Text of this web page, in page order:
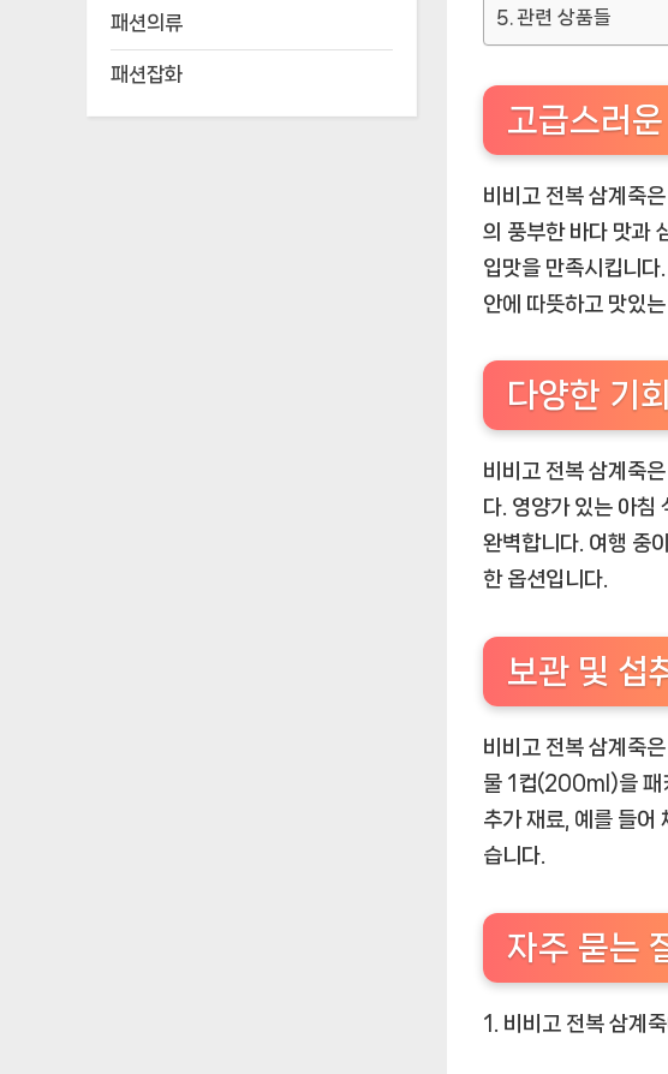
관련 상품들
고급스러
비비고 전복 삼계죽
의 풍부한 바다 맛과
입맛을 만족시킵니다
안에 따뜻하고 맛있
다양한 기
비비고 전복 삼계죽
다. 영양가 있는 아침
완벽합니다. 여행 중
한 옵션입니다.
보관 및 섭
비비고 전복 삼계죽
물 1컵(200ml)을 패
추가 재료, 예를 들어
습니다.
자주 묻는
1. 비비고 전복 삼계
패션의류
패션잡화